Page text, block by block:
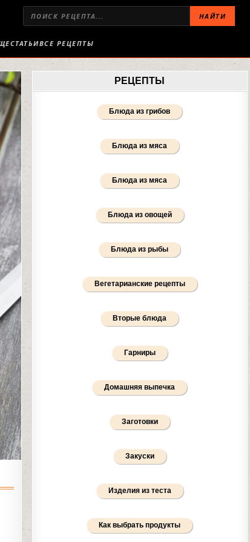
НАЙТИ
СТАТЬИВСЕ РЕЦЕПТЫ
РЕЦЕПТЫ
Блюда из грибов
Блюда из мяса
Блюда из мяса
Блюда из овощей
Блюда из рыбы
Вегетарианские рецепты
Вторые блюда
Гарниры
Домашняя выпечка
Заготовки
Закуски
Изделия из теста
Как выбрать продукты